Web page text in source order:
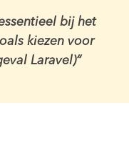
bij het
kiezen voor
Laravel)“